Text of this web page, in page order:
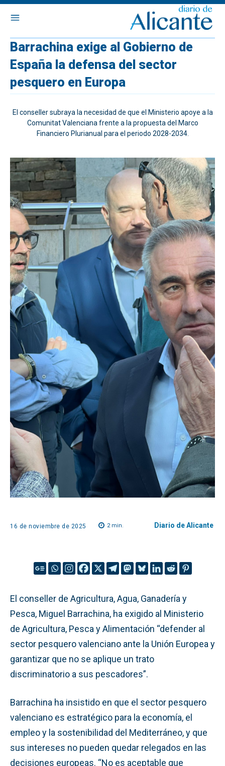
Barrachina exige al Gobierno de
España la defensa del sector
pesquero en Europa
El conseller subraya la necesidad de que el Ministerio apoye a la
Comunitat Valenciana frente a la propuesta del Marco
Financiero Plurianual para el periodo 2028-2034.
16 de noviembre de 2025 2min. Diario de Alicante
El conseller de Agricultura, Agua, Ganadería y
Pesca, Miguel Barrachina, ha exigido al Ministerio
de Agricultura, Pesca y Alimentación “defender al
sector pesquero valenciano ante la Unión Europea y
garantizar que no se aplique un trato
discriminatorio a sus pescadores”.
Barrachina ha insistido en que el sector pesquero
valenciano es estratégico para la economía, el
empleo y la sostenibilidad del Mediterráneo, y que
sus intereses no pueden quedar relegados en las
decisiones europeas. “No es aceptable que